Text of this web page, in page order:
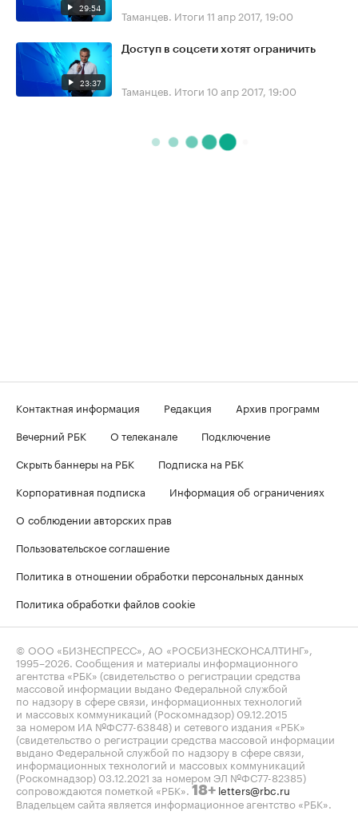
29:54 Таманцев. Итоги 11 апр 2017, 19:00
23:37
Доступ в соцсети хотят ограничить
Таманцев. Итоги 10 апр 2017, 19:00
Контактная информация Редакция
Архив программ
Вечерний РБК
О телеканале
Подключение
Скрыть баннеры на РБК
Подписка на РБК
Корпоративная подписка
Информация об ограничениях
О соблюдении авторских прав
Пользовательское соглашение
Политика в отношении обработки персональных данных
Политика обработки файлов cookie
© ООО «БИЗНЕСПРЕСС», АО «РОСБИЗНЕСКОНСАЛТИНГ»,
1995–2026 . Сообщения и материалы информационного
агентства «РБК» (свидетельство о регистрации средства
массовой информации выдано Федеральной службой
по надзору в сфере связи, информационных технологий
и массовых коммуникаций (Роскомнадзор) 09.12.2015
за номером ИА №ФС77-63848) и сетевого издания «РБК»
(свидетельство о регистрации средства массовой информации
выдано Федеральной службой по надзору в сфере связи,
информационных технологий и массовых коммуникаций
(Роскомнадзор) 03.12.2021 за номером ЭЛ №ФС77-82385)
сопровождаются пометкой «РБК». 18+ letters@rbc.ru
Владельцем сайта является информационное агентство «РБК».